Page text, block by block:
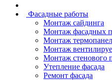
Фасадные работы
Монтаж сайдинга
Монтаж фасадных
Монтаж
Монтаж
Монтаж стенового
Утепление фасада
Ремонт фасада